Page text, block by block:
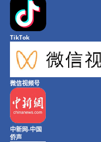
TikTok
微信视频号
中新网-中国
侨声